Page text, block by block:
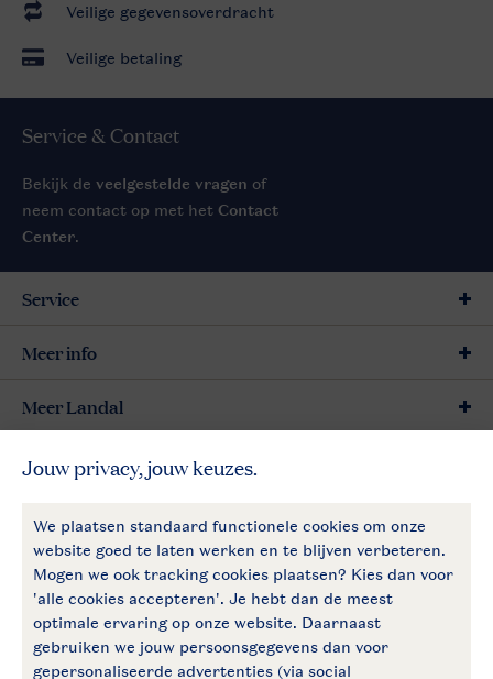
Veilige gegevensoverdracht
Veilige betaling
Service & Contact
Bekijk de veelgestelde vragen of
neem contact op met het Contact
Center.
Follow Us
facebookinstagram
Vakantietips & inspiratie?
Service
Meer info
Meer Landal
Betaalmogelijkheden